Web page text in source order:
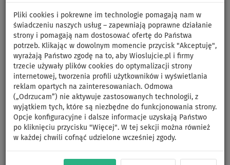
Pliki cookies i pokrewne im technologie pomagają nam w
świadczeniu naszych usług – zapewniają poprawne działanie
strony i pomagają nam dostosować ofertę do Państwa
potrzeb. Klikając w dowolnym momencie przycisk "Akceptuję",
wyrażają Państwo zgodę na to, aby Wioslujcie.pl i firmy
trzecie używały plików cookies do optymalizacji strony
internetowej, tworzenia profili użytkowników i wyświetlania
reklam opartych na zainteresowaniach. Odmowa
(„Odrzucam”) nie aktywuje zastosowanych technologii, z
wyjątkiem tych, które są niezbędne do funkcjonowania strony.
Opcje konfiguracyjne i dalsze informacje uzyskają Państwo
po kliknięciu przycisku "Więcej". W tej sekcji można również
w każdej chwili cofnąć udzielone wcześniej zgody.
Pompowany kajak SPINERA
ADRIATIC 430 Light
dwuosobowy
NASZ
WYBÓR
DARMOWA
DOSTAWA